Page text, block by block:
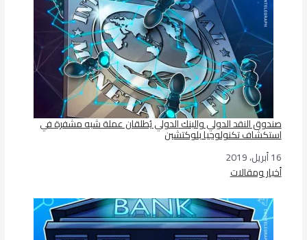
صندوق النقد الدولي والبنك الدولي يُطلقان عملة شبه مشفرة في
استكشاف تكنولوجيا بلوكتشين
التاريخ
16 أبريل، 2019
في ما يتعلق بما يأتي
أخبار ومقالات